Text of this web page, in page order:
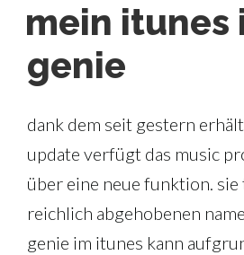
mein itunes
genie
dank dem seit gestern
update verfügt das music
über eine neue funktion.
reichlich abgehobenen
genie im itunes kann